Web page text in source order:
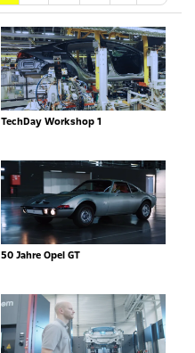
TechDay Workshop 1
50 Jahre Opel GT